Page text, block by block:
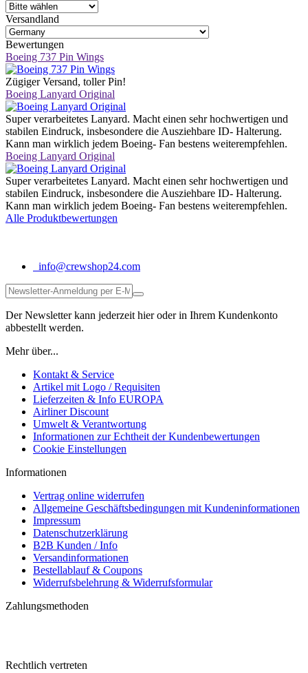
Versandland
Bewertungen
Boeing 737 Pin Wings
Zügiger Versand, toller Pin!
Boeing Lanyard Original
Super verarbeitetes Lanyard. Macht einen sehr hochwertigen und
stabilen Eindruck, insbesondere die Ausziehbare ID- Halterung.
Kann man wirklich jedem Boeing- Fan bestens weiterempfehlen.
Boeing Lanyard Original
Super verarbeitetes Lanyard. Macht einen sehr hochwertigen und
stabilen Eindruck, insbesondere die Ausziehbare ID- Halterung.
Kann man wirklich jedem Boeing- Fan bestens weiterempfehlen.
Alle Produktbewertungen
info@crewshop24.com
Der Newsletter kann jederzeit hier oder in Ihrem Kundenkonto
abbestellt werden.
Mehr über...
Kontakt & Service
Artikel mit Logo / Requisiten
Lieferzeiten & Info EUROPA
Airliner Discount
Umwelt & Verantwortung
Informationen zur Echtheit der Kundenbewertungen
Cookie Einstellungen
Informationen
Vertrag online widerrufen
Allgemeine Geschäftsbedingungen mit Kundeninformationen
Impressum
Datenschutzerklärung
B2B Kunden / Info
Versandinformationen
Bestellablauf & Coupons
Widerrufsbelehrung & Widerrufsformular
Zahlungsmethoden
Rechtlich vertreten